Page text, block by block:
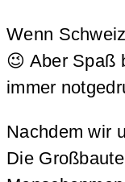
Wenn
😉 Aber Spaß
immer
Nachdem wir
Die